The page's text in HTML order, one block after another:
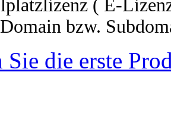
( E-
bzw.
Sie die erste